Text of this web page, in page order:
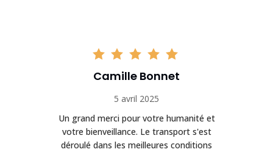
Camille Bonnet
5 avril 2025
Un grand merci pour votre humanité et
votre bienveillance. Le transport s'est
déroulé dans les meilleures conditions